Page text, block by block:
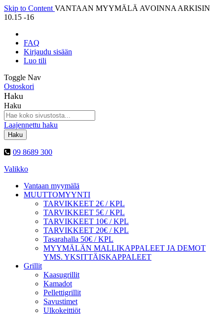
Skip to Content VANTAAN MYYMÄLÄ AVOINNA ARKISIN
10.15 -16
FAQ
Kirjaudu sisään
Luo tili
Toggle Nav
Ostoskori
Haku
Haku
Laajennettu haku
Haku
09 8689 300
Valikko
Vantaan myymälä
MUUTTOMYYNTI
TARVIKKEET 2€ / KPL
TARVIKKEET 5€ / KPL
TARVIKKEET 10€ / KPL
TARVIKKEET 20€ / KPL
Tasarahalla 50€ / KPL
MYYMÄLÄN MALLIKAPPALEET JA DEMOT
YMS. YKSITTÄISKAPPALEET
Grillit
Kaasugrillit
Kamadot
Pellettigrillit
Savustimet
Ulkokeittiöt